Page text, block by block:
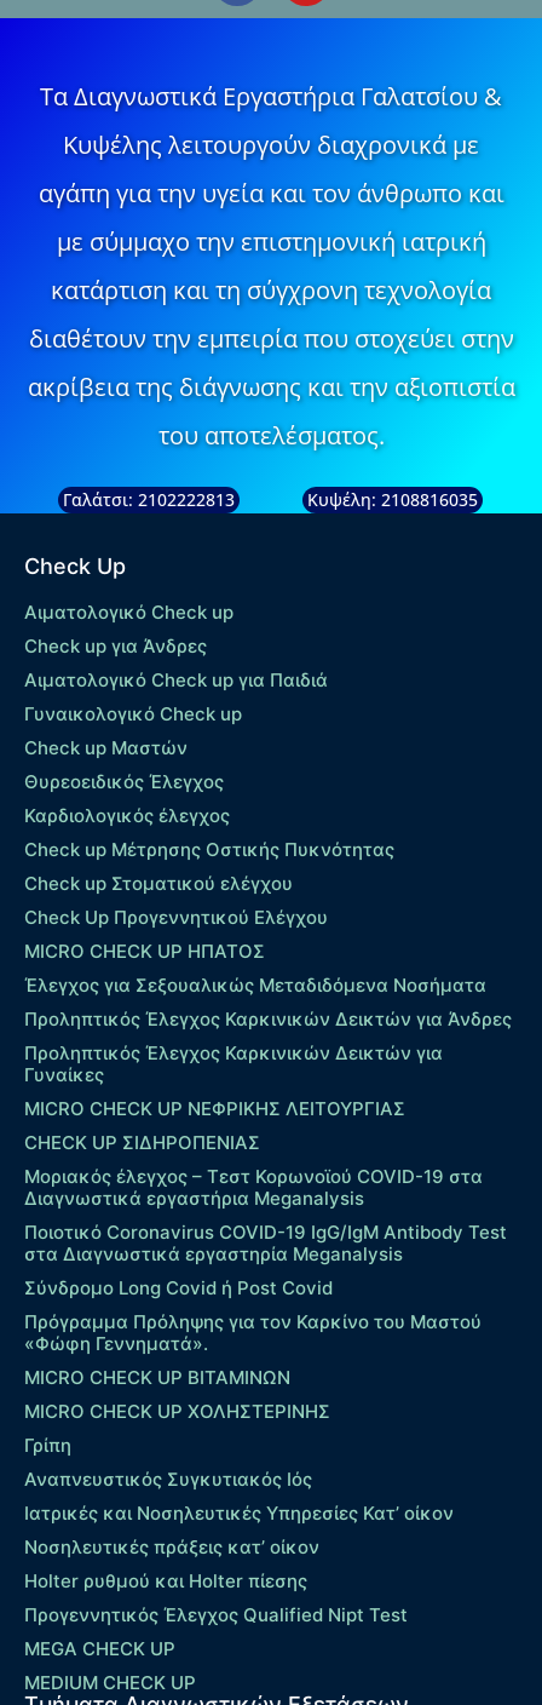
Τα Διαγνωστικά Εργαστήρια Γαλατσίου &
Κυψέλης λειτουργούν διαχρονικά με
αγάπη για την υγεία και τον άνθρωπο και
με σύμμαχο την επιστημονική ιατρική
κατάρτιση και τη σύγχρονη τεχνολογία
διαθέτουν την εμπειρία που στοχεύει στην
ακρίβεια της διάγνωσης και την αξιοπιστία
του αποτελέσματος.
Γαλάτσι: 2102222813 Κυψέλη: 2108816035
Check Up
Αιματολογικό Check up
Check up για Άνδρες
Αιματολογικό Check up για Παιδιά
Γυναικολογικό Check up
Check up Μαστών
Θυρεοειδικός Έλεγχος
Καρδιολογικός έλεγχος
Check up Mέτρησης Οστικής Πυκνότητας
Check up Στοματικού ελέγχου
Check Up Προγεννητικού Ελέγχου
MICRO CHECK UP HΠΑΤΟΣ
Έλεγχος για Σεξουαλικώς Μεταδιδόμενα Νοσήματα
Προληπτικός Έλεγχος Καρκινικών Δεικτών για Άνδρες
Προληπτικός Έλεγχος Καρκινικών Δεικτών για
Γυναίκες
MICRO CHECK UP ΝΕΦΡΙΚΗΣ ΛΕΙΤΟΥΡΓΙΑΣ
CHECK UP ΣΙΔΗΡΟΠΕΝΙΑΣ
Μοριακός έλεγχος – Τεστ Κορωνοϊού COVID-19 στα
Διαγνωστικά εργαστήρια Meganalysis
Ποιοτικό Coronavirus COVID-19 IgG/IgM Antibody Test
στα Διαγνωστικά εργαστηρία Meganalysis
Σύνδρομο Long Covid ή Post Covid
Πρόγραμμα Πρόληψης για τον Καρκίνο του Μαστού
«Φώφη Γεννηματά».
MICRO CHECK UP ΒΙΤΑΜΙΝΩΝ
MICRO CHECK UP ΧΟΛΗΣΤΕΡΙΝΗΣ
Γρίπη
Αναπνευστικός Συγκυτιακός Ιός
Ιατρικές και Νοσηλευτικές Υπηρεσίες Κατ’ οίκον
Νοσηλευτικές πράξεις κατ’ οίκον
Holter ρυθμού και Holter πίεσης
Προγεννητικός Έλεγχος Qualified Nipt Test
MEGA CHECK UP
MEDIUM CHECK UP